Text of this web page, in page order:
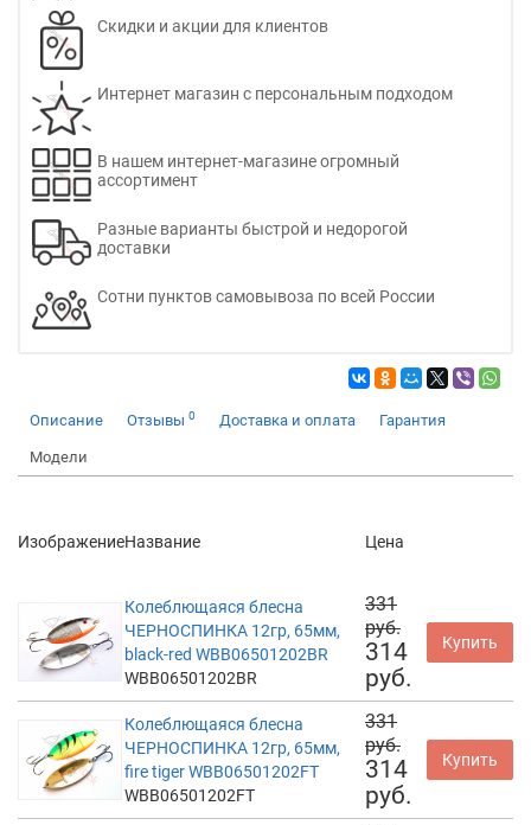
Скидки и акции для клиентов
Интернет магазин с персональным подходом
В нашем интернет-магазине огромный
ассортимент
Разные варианты быстрой и недорогой
доставки
Сотни пунктов самовывоза по всей России
Описание Отзывы 0 Доставка и оплата Гарантия
Модели
ИзображениеНазвание Цена
Колеблющаяся блесна
ЧЕРНОСПИНКА 12гр, 65мм,
black-red WBB06501202BR
WBB06501202BR
331
руб.
314
руб.
Купить
Колеблющаяся блесна
ЧЕРНОСПИНКА 12гр, 65мм,
fire tiger WBB06501202FT
WBB06501202FT
331
руб.
314
руб.
Купить